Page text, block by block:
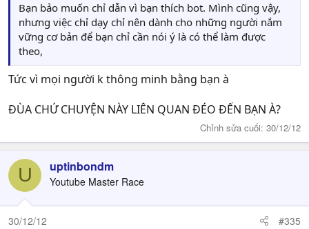
Bạn bảo muốn chỉ dẫn vì bạn thích bot. Mình cũng vậy,
nhưng việc chỉ dạy chỉ nên dành cho những người nắm
vững cơ bản để bạn chỉ cần nói ý là có thể làm được
theo,
Tức vì mọi người k thông minh bằng bạn à
ĐÙA CHỨ CHUYỆN NÀY LIÊN QUAN ĐÉO ĐẾN BẠN À?
Chỉnh sửa cuối: 30/12/12
U uptinbondm
Youtube Master Race
30/12/12 #335